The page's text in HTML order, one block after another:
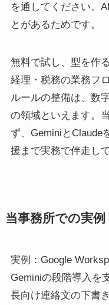
を通してください。
とがあるためです。
無料で試し、型を作
経理・税務の業務フ
ルールの整備は、数
の領域といえます。
ず、GeminiとClaude
援まで実務で伴走し
当事務所での実例
実例：Google
Geminiの段階導入を
長向け連絡文の下書